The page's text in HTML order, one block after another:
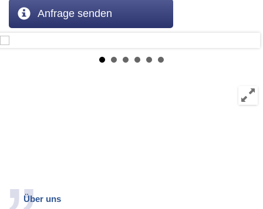
Anfrage senden
Über uns